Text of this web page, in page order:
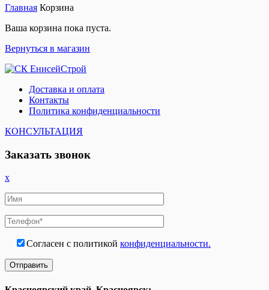
Главная Корзина
Ваша корзина пока пуста.
Вернуться в магазин
Доставка и оплата
Контакты
Политика конфиденциальности
КОНСУЛЬТАЦИЯ
Заказать звонок
x
Согласен с политикой конфиденциальности.